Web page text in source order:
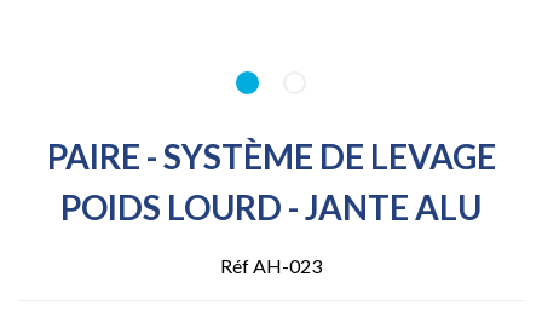
PAIRE - SYSTÈME DE LEVAGE
POIDS LOURD - JANTE ALU
Réf AH-023